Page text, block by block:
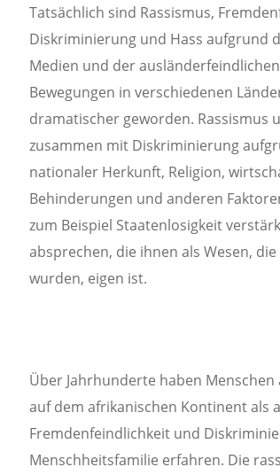
Tatsächlich sind Rassismus,
Diskriminierung und Hass aufgrund
Medien und der
Bewegungen in verschiedenen
dramatischer geworden. Rassismus
zusammen mit Diskriminierung
nationaler Herkunft, Religion,
Behinderungen und anderen
zum Beispiel Staatenlosigkeit
absprechen, die ihnen als Wesen,
wurden, eigen ist.
Über Jahrhunderte haben
auf dem afrikanischen Kontinent als
Fremdenfeindlichkeit und
Menschheitsfamilie erfahren. Die